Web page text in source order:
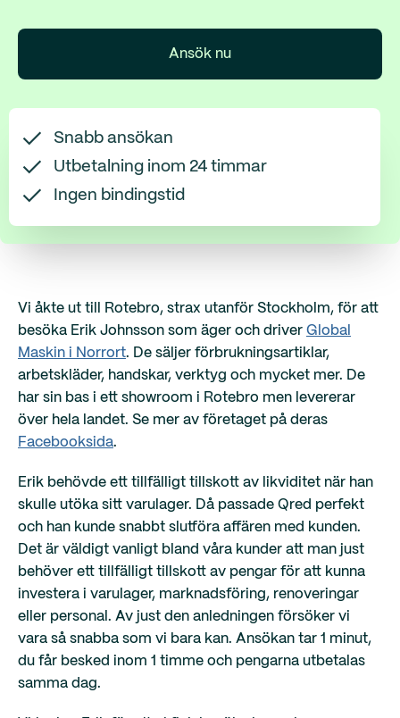
Ansök nu
Snabb ansökan
Utbetalning inom 24 timmar
Ingen bindingstid
Vi åkte ut till Rotebro, strax utanför Stockholm, för att
besöka Erik Johnsson som äger och driver Global
Maskin i Norrort. De säljer förbrukningsartiklar,
arbetskläder, handskar, verktyg och mycket mer. De
har sin bas i ett showroom i Rotebro men levererar
över hela landet. Se mer av företaget på deras
Facebooksida.
Erik behövde ett tillfälligt tillskott av likviditet när han
skulle utöka sitt varulager. Då passade Qred perfekt
och han kunde snabbt slutföra affären med kunden.
Det är väldigt vanligt bland våra kunder att man just
behöver ett tillfälligt tillskott av pengar för att kunna
investera i varulager, marknadsföring, renoveringar
eller personal. Av just den anledningen försöker vi
vara så snabba som vi bara kan. Ansökan tar 1 minut,
du får besked inom 1 timme och pengarna utbetalas
samma dag.